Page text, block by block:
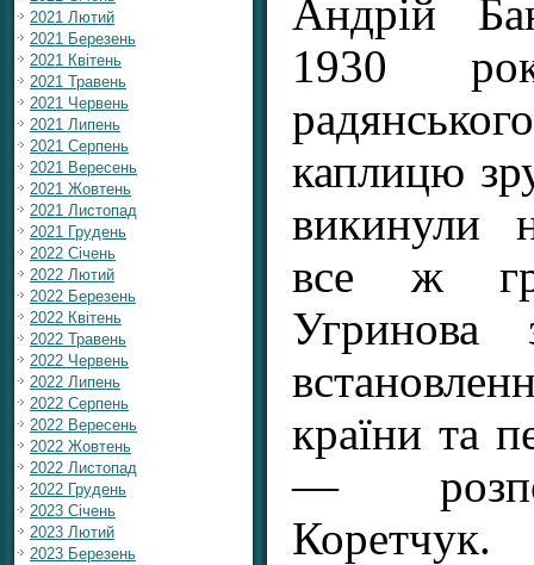
2021 Лютий
2021 Березень
2021 Квітень
2021 Травень
2021 Червень
2021 Липень
2021 Серпень
2021 Вересень
2021 Жовтень
2021 Листопад
2021 Грудень
2022 Січень
2022 Лютий
2022 Березень
2022 Квітень
2022 Травень
2022 Червень
2022 Липень
2022 Серпень
2022 Вересень
2022 Жовтень
2022 Листопад
2022 Грудень
2023 Січень
2023 Лютий
2023 Березень
Андрій
1930
каплицю
викинули
все ж
Угринова
країни та
—
Коретчук.